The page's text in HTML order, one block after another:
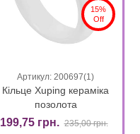
15%
Off
Артикул: 200697(1)
Кільце Xuping кераміка
позолота
199,75 грн. 235,00 грн.